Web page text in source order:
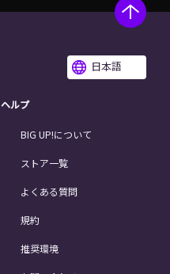
日本語
ヘルプ
BIG UP!について
ストア一覧
よくある質問
規約
推奨環境